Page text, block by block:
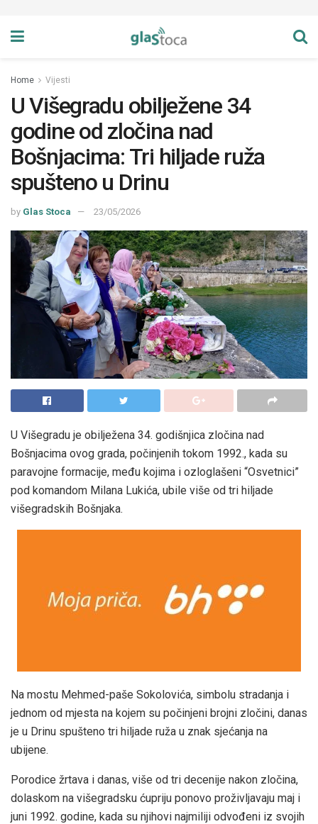
Home Vijesti
U Višegradu obilježene 34
godine od zločina nad
Bošnjacima: Tri hiljade ruža
spušteno u Drinu
by Glas Stoca 23/05/2026
U Višegradu je obilježena 34. godišnjica zločina nad
Bošnjacima ovog grada, počinjenih tokom 1992., kada su
paravojne formacije, među kojima i ozloglašeni “Osvetnici”
pod komandom Milana Lukića, ubile više od tri hiljade
višegradskih Bošnjaka.
Na mostu Mehmed-paše Sokolovića, simbolu stradanja i
jednom od mjesta na kojem su počinjeni brojni zločini, danas
je u Drinu spušteno tri hiljade ruža u znak sjećanja na
ubijene.
Porodice žrtava i danas, više od tri decenije nakon zločina,
dolaskom na višegradsku ćupriju ponovo proživljavaju maj i
juni 1992. godine, kada su njihovi najmiliji odvođeni iz svojih